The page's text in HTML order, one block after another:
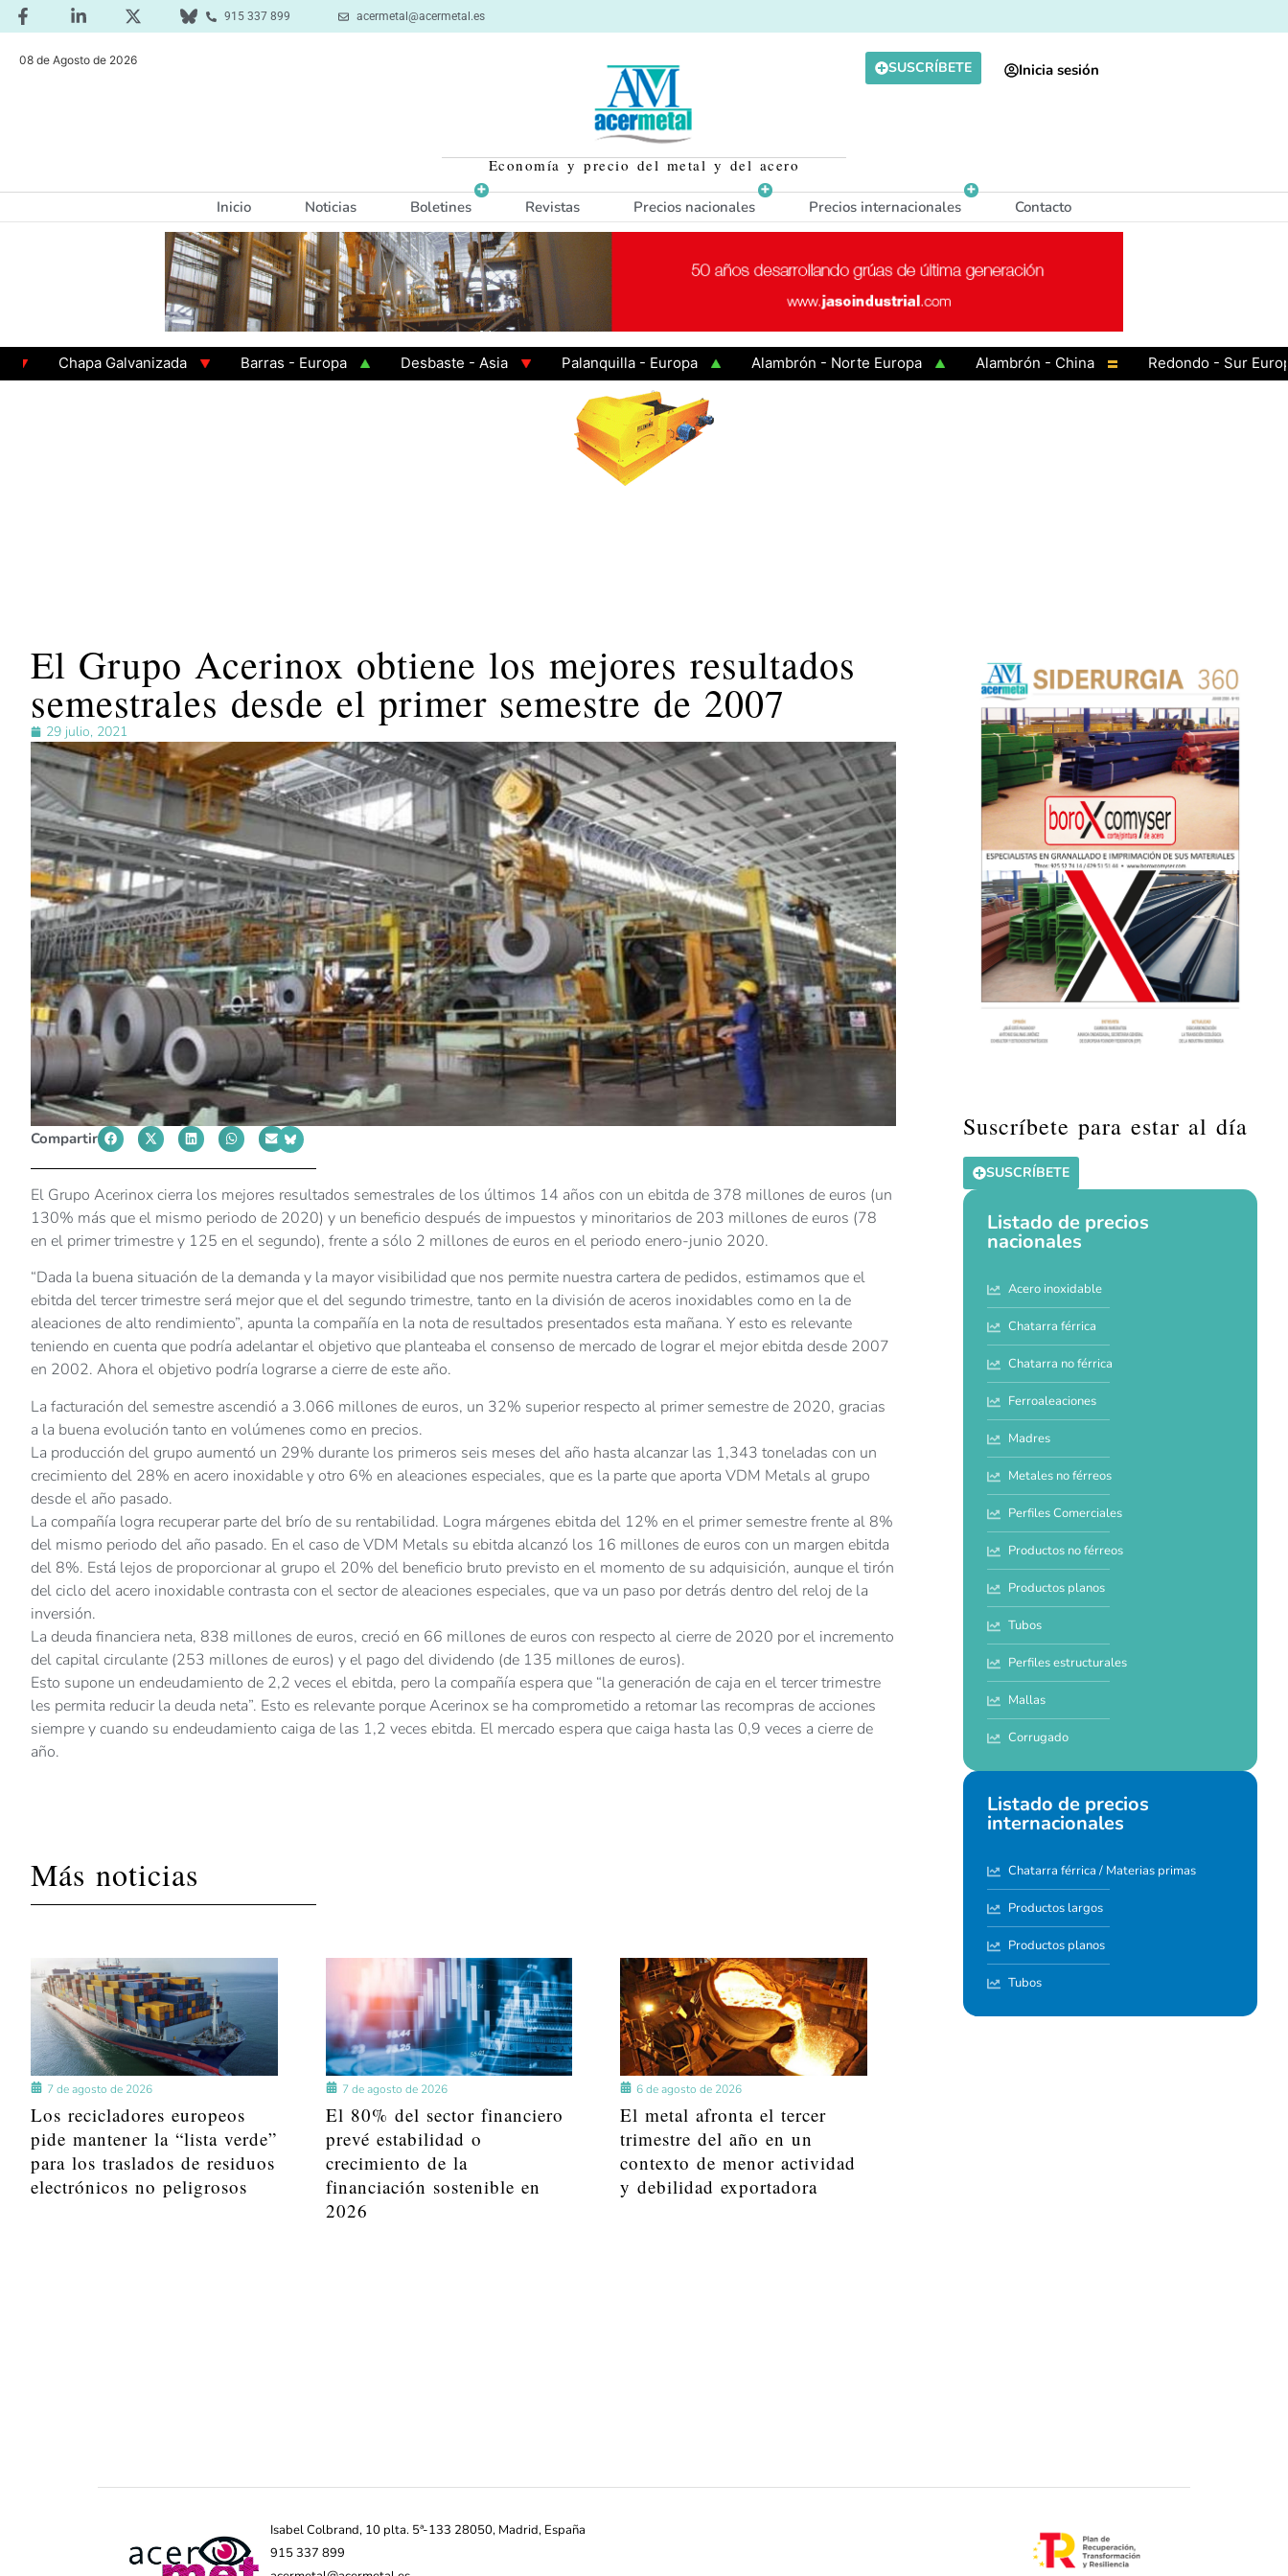
915 337 899 acermetal@acermetal.es
08 de Agosto de 2026
Economía y precio del metal y del acero
SUSCRÍBETE Inicia sesión
Inicio Noticias Boletines Revistas Precios nacionales Precios internacionales Contacto
Chapa Galvanizada Barras - Europa Desbaste - Asia Palanquilla - Europa Alambrón - Norte Europa Alambrón - China
Redondo - Sur Europa
El Grupo Acerinox obtiene los mejores resultados
semestrales desde el primer semestre de 2007
29 julio, 2021
Compartir
El Grupo Acerinox cierra los mejores resultados semestrales de los últimos 14 años con un ebitda de 378 millones de euros (un
130% más que el mismo periodo de 2020) y un beneficio después de impuestos y minoritarios de 203 millones de euros (78
en el primer trimestre y 125 en el segundo), frente a sólo 2 millones de euros en el periodo enero-junio 2020.
“Dada la buena situación de la demanda y la mayor visibilidad que nos permite nuestra cartera de pedidos, estimamos que el
ebitda del tercer trimestre será mejor que el del segundo trimestre, tanto en la división de aceros inoxidables como en la de
aleaciones de alto rendimiento”, apunta la compañía en la nota de resultados presentados esta mañana. Y esto es relevante
teniendo en cuenta que podría adelantar el objetivo que planteaba el consenso de mercado de lograr el mejor ebitda desde 2007
en 2002. Ahora el objetivo podría lograrse a cierre de este año.
La facturación del semestre ascendió a 3.066 millones de euros, un 32% superior respecto al primer semestre de 2020, gracias
a la buena evolución tanto en volúmenes como en precios.
La producción del grupo aumentó un 29% durante los primeros seis meses del año hasta alcanzar las 1,343 toneladas con un
crecimiento del 28% en acero inoxidable y otro 6% en aleaciones especiales, que es la parte que aporta VDM Metals al grupo
desde el año pasado.
La compañía logra recuperar parte del brío de su rentabilidad. Logra márgenes ebitda del 12% en el primer semestre frente al 8%
del mismo periodo del año pasado. En el caso de VDM Metals su ebitda alcanzó los 16 millones de euros con un margen ebitda
del 8%. Está lejos de proporcionar al grupo el 20% del beneficio bruto previsto en el momento de su adquisición, aunque el tirón
del ciclo del acero inoxidable contrasta con el sector de aleaciones especiales, que va un paso por detrás dentro del reloj de la
inversión.
La deuda financiera neta, 838 millones de euros, creció en 66 millones de euros con respecto al cierre de 2020 por el incremento
del capital circulante (253 millones de euros) y el pago del dividendo (de 135 millones de euros).
Esto supone un endeudamiento de 2,2 veces el ebitda, pero la compañía espera que “la generación de caja en el tercer trimestre
les permita reducir la deuda neta”. Esto es relevante porque Acerinox se ha comprometido a retomar las recompras de acciones
siempre y cuando su endeudamiento caiga de las 1,2 veces ebitda. El mercado espera que caiga hasta las 0,9 veces a cierre de
año.
Más noticias
7 de agosto de 2026
Los recicladores europeos
pide mantener la “lista verde”
para los traslados de residuos
electrónicos no peligrosos
7 de agosto de 2026
El 80% del sector financiero
prevé estabilidad o
crecimiento de la
financiación sostenible en
2026
6 de agosto de 2026
El metal afronta el tercer
trimestre del año en un
contexto de menor actividad
y debilidad exportadora
Suscríbete para estar al día
SUSCRÍBETE
Listado de precios
nacionales
Acero inoxidable
Chatarra férrica
Chatarra no férrica
Ferroaleaciones
Madres
Metales no férreos
Perfiles Comerciales
Productos no férreos
Productos planos
Tubos
Perfiles estructurales
Mallas
Corrugado
Listado de precios
internacionales
Chatarra férrica / Materias primas
Productos largos
Productos planos
Tubos
Isabel Colbrand, 10 plta. 5ª-133 28050, Madrid, España
915 337 899